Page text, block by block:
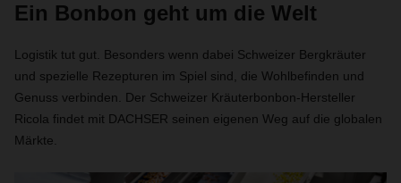
Ein Bonbon geht um die Welt
Logistik tut gut. Besonders wenn dabei Schweizer Bergkräuter
und spezielle Rezepturen im Spiel sind, die Wohlbefinden und
Genuss verbinden. Der Schweizer Kräuterbonbon-Hersteller
Ricola findet mit DACHSER seinen eigenen Weg auf die globalen
Märkte.